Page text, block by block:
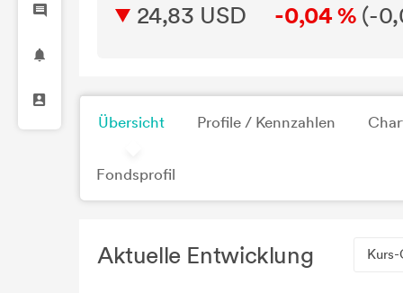
24,83 USD -0,04 % (-
Übersicht Profile / Kennzahlen
Fondsprofil
Aktuelle Entwicklung Kurs-